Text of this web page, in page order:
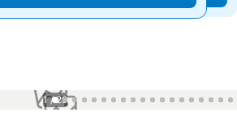
1 / 29